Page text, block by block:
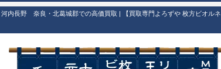
内長野 奈良・北葛城郡での高価買取 | 【買取専門よろずや 枚方ビオルネ